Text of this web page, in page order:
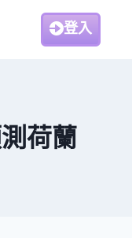
登入
荷蘭